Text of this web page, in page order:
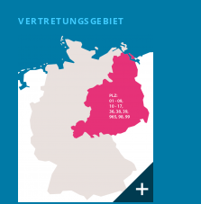
VERTRETUNGSGEBIET